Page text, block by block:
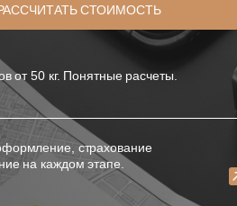
от 50 кг. Понятные расчеты.
страхование
на каждом этапе.
СТОИМОСТЬ